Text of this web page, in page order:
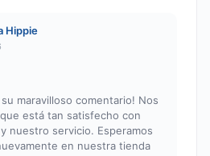
Hippie
maravilloso comentario! Nos
está tan satisfecho con
nuestro servicio. Esperamos
en nuestra tienda